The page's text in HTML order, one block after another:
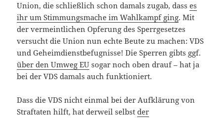
Union, die schließlich schon damals zugab, dasses
ihr um Stimmungsmache im Wahlkampf ging. Mit
der vermeintlichen Opferung des Sperrgesetzes
versucht die Union nun echte Beute zu machen: VDS
und Geheimdienstbefugnisse! Die Sperren gibts ggf.
über den Umweg EU sogar noch oben drauf – hat ja
bei der VDS damals auch funktioniert.
Dass die VDS nicht einmal bei der Aufklärung von
Straftaten hilft, hat derweil selbstder